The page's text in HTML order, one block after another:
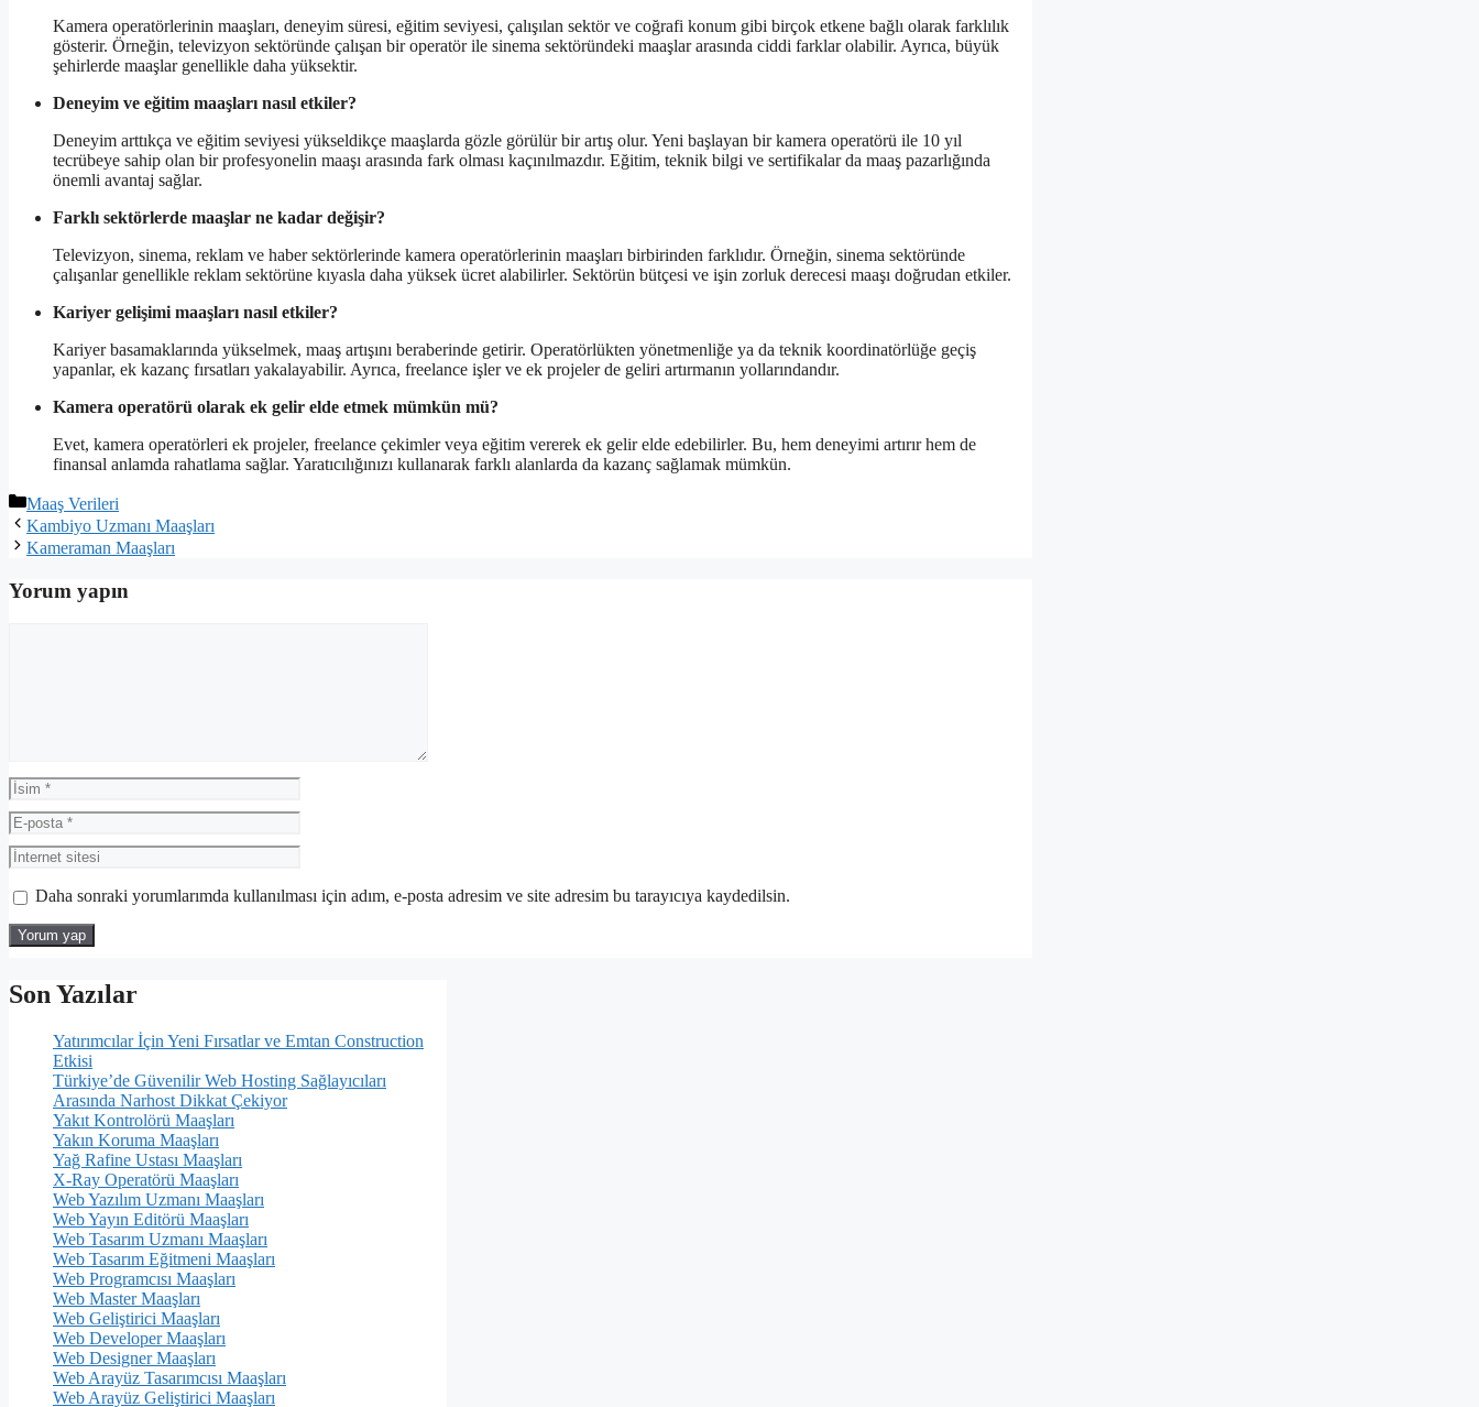
Kamera operatörlerinin maaşları, deneyim süresi, eğitim seviyesi, çalışılan sektör ve coğrafi konum gibi birçok etkene bağlı olarak farklılık
gösterir. Örneğin, televizyon sektöründe çalışan bir operatör ile sinema sektöründeki maaşlar arasında ciddi farklar olabilir. Ayrıca, büyük
şehirlerde maaşlar genellikle daha yüksektir.
Deneyim ve eğitim maaşları nasıl etkiler?
Deneyim arttıkça ve eğitim seviyesi yükseldikçe maaşlarda gözle görülür bir artış olur. Yeni başlayan bir kamera operatörü ile 10 yıl
tecrübeye sahip olan bir profesyonelin maaşı arasında fark olması kaçınılmazdır. Eğitim, teknik bilgi ve sertifikalar da maaş pazarlığında
önemli avantaj sağlar.
Farklı sektörlerde maaşlar ne kadar değişir?
Televizyon, sinema, reklam ve haber sektörlerinde kamera operatörlerinin maaşları birbirinden farklıdır. Örneğin, sinema sektöründe
çalışanlar genellikle reklam sektörüne kıyasla daha yüksek ücret alabilirler. Sektörün bütçesi ve işin zorluk derecesi maaşı doğrudan etkiler.
Kariyer gelişimi maaşları nasıl etkiler?
Kariyer basamaklarında yükselmek, maaş artışını beraberinde getirir. Operatörlükten yönetmenliğe ya da teknik koordinatörlüğe geçiş
yapanlar, ek kazanç fırsatları yakalayabilir. Ayrıca, freelance işler ve ek projeler de geliri artırmanın yollarındandır.
Kamera operatörü olarak ek gelir elde etmek mümkün mü?
Evet, kamera operatörleri ek projeler, freelance çekimler veya eğitim vererek ek gelir elde edebilirler. Bu, hem deneyimi artırır hem de
finansal anlamda rahatlama sağlar. Yaratıcılığınızı kullanarak farklı alanlarda da kazanç sağlamak mümkün.
Kategoriler
Maaş Verileri
Kambiyo Uzmanı Maaşları
Kameraman Maaşları
Yorum yapın
İsim
E-
posta
İnternet
sitesi
Daha sonraki yorumlarımda kullanılması için adım, e-posta adresim ve site adresim bu tarayıcıya kaydedilsin.
Son Yazılar
Yatırımcılar İçin Yeni Fırsatlar ve Emtan Construction
Etkisi
Türkiye’de Güvenilir Web Hosting Sağlayıcıları
Arasında Narhost Dikkat Çekiyor
Yakıt Kontrolörü Maaşları
Yakın Koruma Maaşları
Yağ Rafine Ustası Maaşları
X-Ray Operatörü Maaşları
Web Yazılım Uzmanı Maaşları
Web Yayın Editörü Maaşları
Web Tasarım Uzmanı Maaşları
Web Tasarım Eğitmeni Maaşları
Web Programcısı Maaşları
Web Master Maaşları
Web Geliştirici Maaşları
Web Developer Maaşları
Web Designer Maaşları
Web Arayüz Tasarımcısı Maaşları
Web Arayüz Geliştirici Maaşları